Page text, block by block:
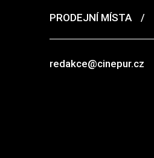
PRODEJNÍ MÍSTA
/
redakce@cinepur.cz